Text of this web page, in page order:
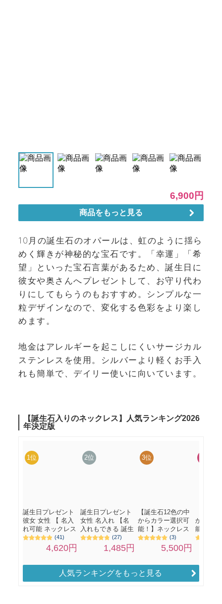
10月の誕生石のオパールは、虹のように揺ら
めく輝きが神秘的な宝石です。「幸運」「希
望」といった宝石言葉があるため、誕生日に
彼女や奥さんへプレゼントして、お守り代わ
りにしてもらうのもおすすめ。シンプルな一
粒デザインなので、変化する色彩をより楽し
めます。
地金はアレルギーを起こしにくいサージカル
ステンレスを使用。シルバーより軽くお手入
れも簡単で、デイリー使いに向いています。
人気ランキングをもっと見る